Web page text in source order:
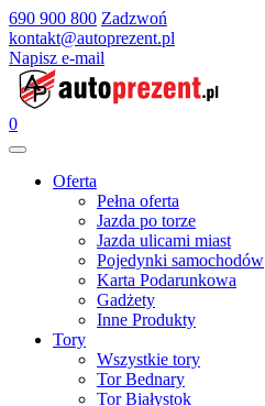
690 900 800 Zadzwoń
kontakt@autoprezent.pl
Napisz e-mail
0
Oferta
Pełna oferta
Jazda po torze
Jazda ulicami miast
Pojedynki samochodów
Karta Podarunkowa
Gadżety
Inne Produkty
Tory
Wszystkie tory
Tor Bednary
Tor Białystok